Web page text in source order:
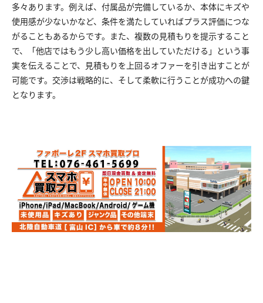
多々あります。例えば、付属品が完備しているか、本体にキズや
使用感が少ないかなど、条件を満たしていればプラス評価につな
がることもあるからです。また、複数の見積もりを提示すること
で、「他店ではもう少し高い価格を出していただける」という事
実を伝えることで、見積もりを上回るオファーを引き出すことが
可能です。交渉は戦略的に、そして柔軟に行うことが成功への鍵
となります。